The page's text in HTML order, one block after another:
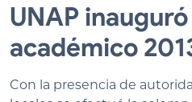
UNAP
académico
Con la presencia de